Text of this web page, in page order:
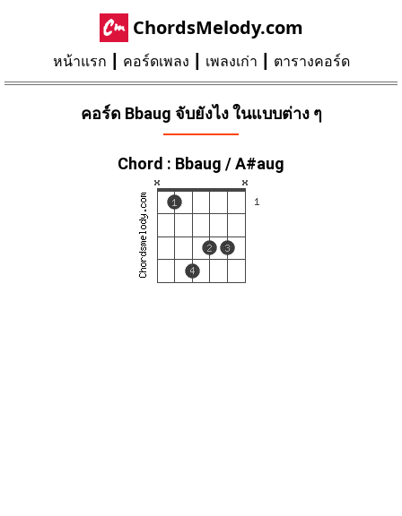
ChordsMelody.com
หน้าแรก คอร์ดเพลง เพลงเก่า ตารางคอร์ด
คอร์ด Bbaug จับยังไง ในแบบต่าง ๆ
Chord : Bbaug / A#aug